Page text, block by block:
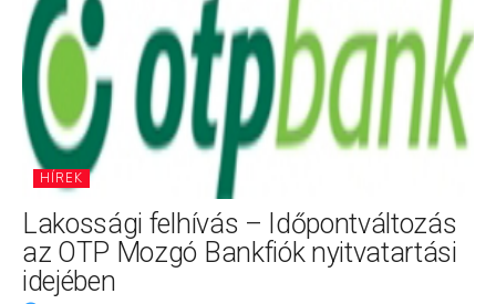
HÍREK
Lakossági felhívás – Időpontváltozás
az OTP Mozgó Bankfiók nyitvatartási
idejében